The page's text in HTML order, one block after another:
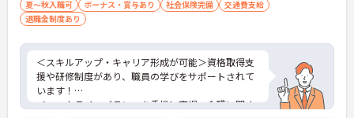
夏～秋入職可
ボーナス・賞与あり 社会保険完備
交通費支給
退職金制度あり
＜スキルアップ・キャリア形成が可能＞資格取得支
援や研修制度があり、職員の学びをサポートされて
います！
＜ワークライフバランスを重視＞育児・介護に関す